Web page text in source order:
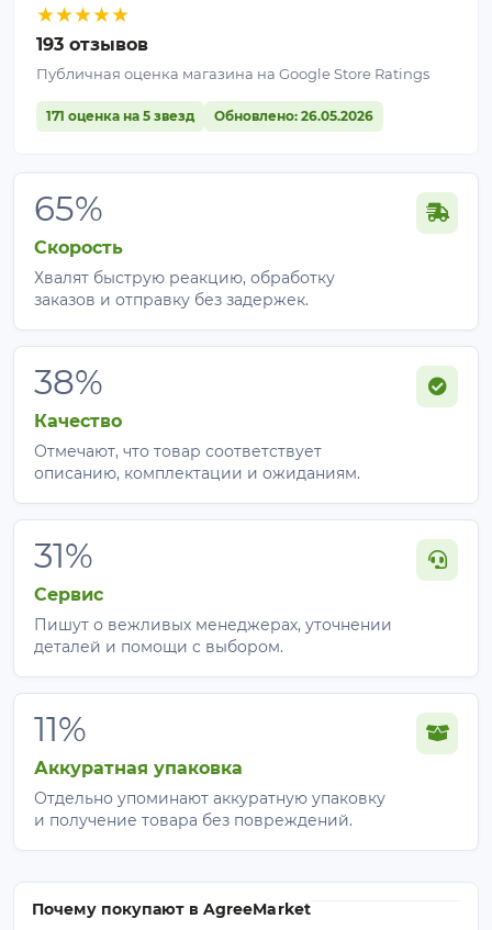
★★★★★
193 отзывов
Публичная оценка магазина на Google Store Ratings
171 оценка на 5 звезд Обновлено: 26.05.2026
65%
Скорость
Хвалят быструю реакцию, обработку
заказов и отправку без задержек.
38%
Качество
Отмечают, что товар соответствует
описанию, комплектации и ожиданиям.
31%
Сервис
Пишут о вежливых менеджерах, уточнении
деталей и помощи с выбором.
11%
Аккуратная упаковка
Отдельно упоминают аккуратную упаковку
и получение товара без повреждений.
Почему покупают в AgreeMarket